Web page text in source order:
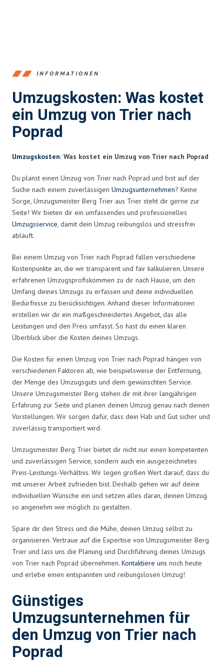
INFORMATIONEN
Umzugskosten: Was kostet
ein Umzug von Trier nach
Poprad
Umzugskosten: Was kostet ein Umzug von Trier nach Poprad
Du planst einen Umzug von Trier nach Poprad und bist auf der
Suche nach einem zuverlässigen Umzugsunternehmen? Keine
Sorge, Umzugsmeister Berg Trier aus Trier steht dir gerne zur
Seite! Wir bieten dir ein umfassendes und professionelles
Umzugsservice, damit dein Umzug reibungslos und stressfrei
abläuft.
Bei einem Umzug von Trier nach Poprad fallen verschiedene
Kostenpunkte an, die wir transparent und fair kalkulieren. Unsere
erfahrenen Umzugsprofiskommen zu dir nach Hause, um den
Umfang deines Umzugs zu erfassen und deine individuellen
Bedürfnisse zu berücksichtigen. Anhand dieser Informationen
erstellen wir dir ein maßgeschneidertes Angebot, das alle
Leistungen und den Preis umfasst. So hast du einen klaren
Überblick über die Kosten deines Umzugs.
Die Kosten für einen Umzug von Trier nach Poprad hängen von
verschiedenen Faktoren ab, wie beispielsweise der Entfernung,
der Menge des Umzugsguts und dem gewünschten Service.
Unsere Umzugsmeister Berg stehen dir mit ihrer langjährigen
Erfahrung zur Seite und planen deinen Umzug genau nach deinen
Vorstellungen. Wir sorgen dafür, dass dein Hab und Gut sicher und
zuverlässig transportiert wird.
Umzugsmeister Berg Trier bietet dir nicht nur einen kompetenten
und zuverlässigen Service, sondern auch ein ausgezeichnetes
Preis-Leistungs-Verhältnis. Wir legen großen Wert darauf, dass du
mit unserer Arbeit zufrieden bist. Deshalb gehen wir auf deine
individuellen Wünsche ein und setzen alles daran, deinen Umzug
so angenehm wie möglich zu gestalten.
Spare dir den Stress und die Mühe, deinen Umzug selbst zu
organisieren. Vertraue auf die Expertise von Umzugsmeister Berg
Trier und lass uns die Planung und Durchführung deines Umzugs
von Trier nach Poprad übernehmen. Kontaktiere uns noch heute
und erlebe einen entspannten und reibungslosen Umzug!
Günstiges
Umzugsunternehmen für
den Umzug von Trier nach
Poprad